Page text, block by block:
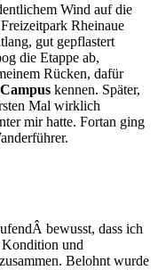
Wind auf die
Rheinaue
gut gepflastert
die Etappe ab,
Rücken, dafür
Campus kennen. Später,
Mal wirklich
mir hatte. Fortan ging
bewusst, dass ich
Kondition und
Belohnt wurde